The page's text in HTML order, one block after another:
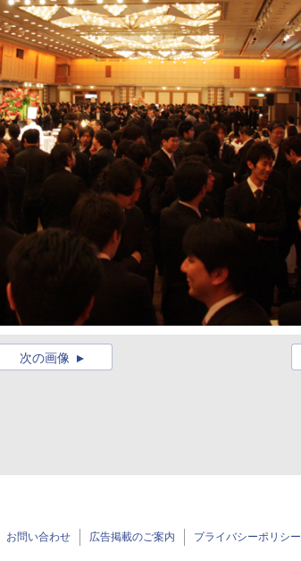
次の画像
お問い合わせ 広告掲載のご案内 プライバシーポリシー